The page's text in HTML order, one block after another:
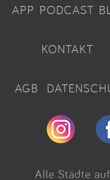
APP PODCAST
KONTAKT
AGB
Alle Städte